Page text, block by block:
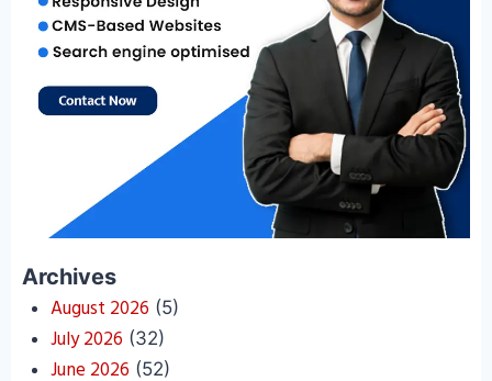
Archives
August 2026 (5)
July 2026 (32)
June 2026 (52)